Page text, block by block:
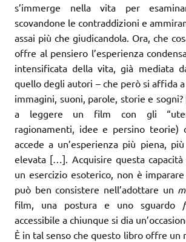
s’immerge nella vita per
scovandone le contraddizioni e
assai più che giudicandola. Ora, che
offre al pensiero l’esperienza
intensificata della vita, già mediata
quello degli autori – che però si affida
immagini, suoni, parole, storie e
a leggere un film con gli
ragionamenti, idee e persino teorie)
accede a un’esperienza più piena,
elevata […]. Acquisire questa
un esercizio esoterico, non è
può ben consistere nell’adottare un
film, una postura e uno sguardo
accessibile a chiunque si dia
È in tal senso che questo libro offre un